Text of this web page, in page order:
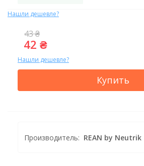
Нашли дешевле?
43 ₴
42 ₴
Нашли дешевле?
Купить
Производитель: REAN by Neutrik